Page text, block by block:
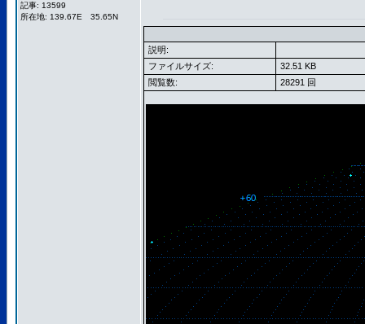
記事: 13599
所在地: 139.67E 35.65N
説明:
ファイルサイズ:
32.51 KB
閲覧数:
28291 回